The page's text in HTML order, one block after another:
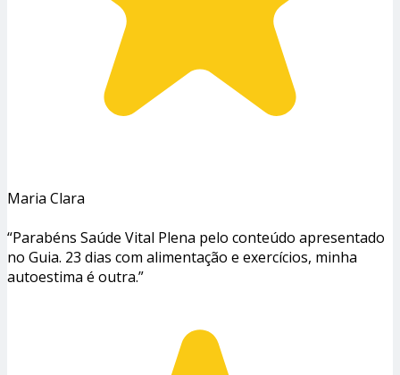
Maria Clara
“Parabéns Saúde Vital Plena pelo conteúdo apresentado
no Guia. 23 dias com alimentação e exercícios, minha
autoestima é outra.”